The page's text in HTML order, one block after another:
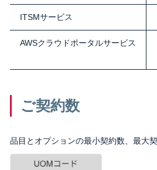
ITSMサービス
AWSクラウドポータルサービス
ご契約数
品目とオプションの最小契約数、最大